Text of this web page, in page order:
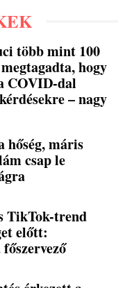
több mint 100
hogy
COVID-dal
– nagy
hőség, máris
csap le
TikTok-trend
előtt: